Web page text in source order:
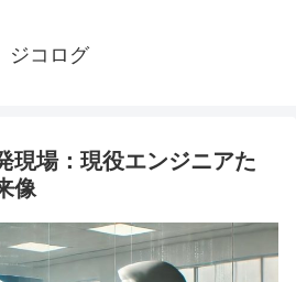
ジコログ
現場：現役エンジニアた
像